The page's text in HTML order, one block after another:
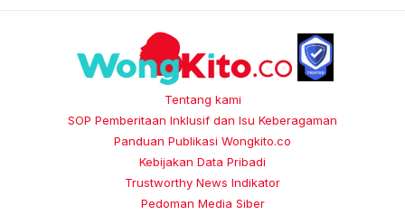
Tentang kami
SOP Pemberitaan Inklusif dan Isu Keberagaman
Panduan Publikasi Wongkito.co
Kebijakan Data Pribadi
Trustworthy News Indikator
Pedoman Media Siber